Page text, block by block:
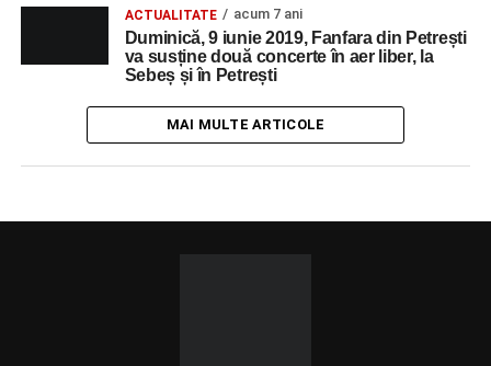
ACTUALITATE acum 7 ani
Duminică, 9 iunie 2019, Fanfara din Petrești
va susține două concerte în aer liber, la
Sebeș și în Petrești
MAI MULTE ARTICOLE